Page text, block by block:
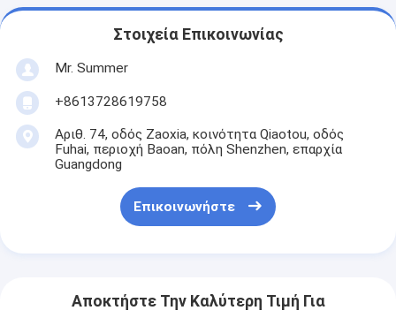
Στοιχεία Επικοινωνίας
Mr. Summer
+8613728619758
Αριθ. 74, οδός Zaoxia, κοινότητα Qiaotou, οδός
Fuhai, περιοχή Baoan, πόλη Shenzhen, επαρχία
Guangdong
Επικοινωνήστε
Αποκτήστε Την Καλύτερη Τιμή Για